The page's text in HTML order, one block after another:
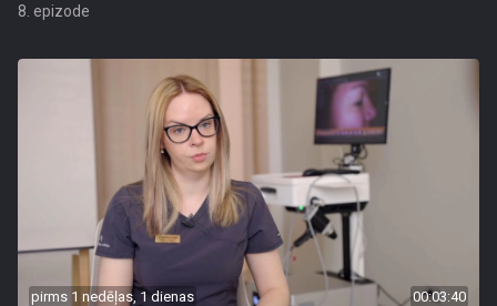
8. epizode
pirms 1 nedēļas, 1 dienas 00:03:40